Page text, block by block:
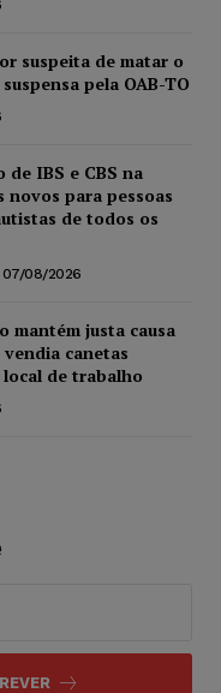
suspeita de matar o
pela OAB-TO
de IBS e CBS na
novos para pessoas
de todos os
07/08/2026
mantém justa causa
canetas
de trabalho